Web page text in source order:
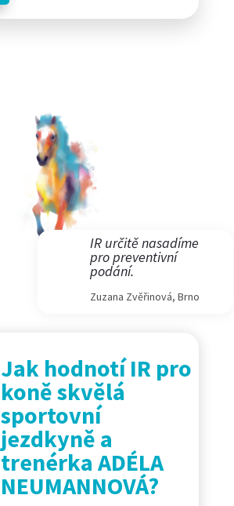
IR určitě nasadíme
pro preventivní
podání.
Zuzana Zvěřinová, Brno
Jak hodnotí IR pro
koně skvělá
sportovní
jezdkyně a
trenérka ADÉLA
NEUMANNOVÁ?